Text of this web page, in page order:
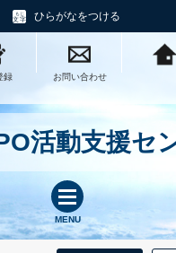
ひらがなをつける
録 お問い合わせ
活動支援セ
MENU